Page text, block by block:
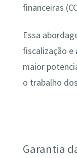
financeiras
Essa
fiscalização e
maior
o trabalho
Garantia